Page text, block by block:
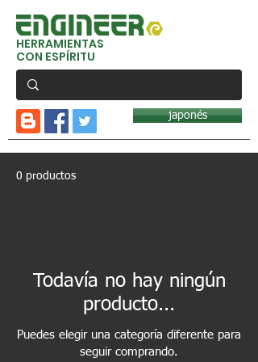
HERRAMIENTAS
CON ESPÍRITU
japonés
0 productos
Todavía no hay ningún
producto...
Puedes elegir una categoría diferente para
seguir comprando.